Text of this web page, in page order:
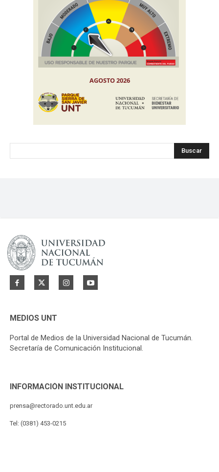
Buscar
MEDIOS UNT
Portal de Medios de la Universidad Nacional de Tucumán.
Secretaría de Comunicación Institucional.
INFORMACIÓN INSTITUCIONAL
prensa@rectorado.unt.edu.ar
Tel: (0381) 453-0215